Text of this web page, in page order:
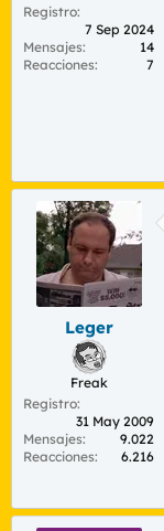
Registro
7 Sep 2024
Mensajes
14
Reacciones
7
Leger
Freak
Registro
31 May 2009
Mensajes
9.022
Reacciones
6.216